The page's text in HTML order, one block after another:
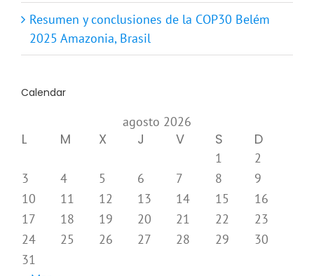
Resumen y conclusiones de la COP30 Belém
2025 Amazonia, Brasil
Calendar
agosto 2026
L M X J V S D
1
2
3
4 5 6 7 8
9
10
11 12 13 14 15
16
17
18 19 20 21 22
23
24
25 26 27 28 29
30
31